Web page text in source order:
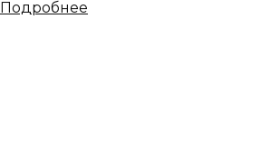
Подробнее